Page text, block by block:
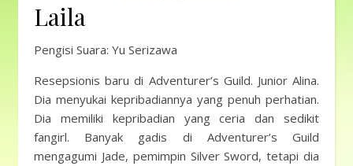
Laila
Pengisi Suara: Yu Serizawa
Resepsionis baru di Adventurer’s Guild. Junior Alina.
Dia menyukai kepribadiannya yang penuh perhatian.
Dia memiliki kepribadian yang ceria dan sedikit
fangirl. Banyak gadis di Adventurer’s Guild
mengagumi Jade, pemimpin Silver Sword, tetapi dia